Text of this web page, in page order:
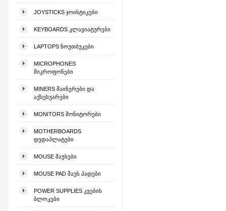
JOYSTICKS ᲯᲝᲘᲡᲢᲘᲙᲔᲑᲘ
KEYBOARDS ᲙᲚᲐᲕᲘᲐᲢᲣᲠᲔᲑᲘ
LAPTOPS ᲜᲝᲣᲗᲑᲣᲙᲔᲑᲘ
MICROPHONES
ᲛᲘᲙᲠᲝᲤᲝᲜᲔᲑᲘ
MINERS ᲛᲐᲘᲜᲔᲠᲔᲑᲘ ᲓᲐ
ᲐᲥᲡᲔᲡᲣᲐᲠᲔᲑᲘ
MONITORS ᲛᲝᲜᲘᲢᲝᲠᲔᲑᲘ
MOTHERBOARDS
ᲓᲔᲓᲐᲞᲚᲐᲢᲔᲑᲘ
MOUSE ᲛᲐᲣᲡᲔᲑᲘ
MOUSE PAD ᲛᲐᲣᲡ ᲞᲐᲓᲔᲑᲘ
POWER SUPPLIES ᲙᲕᲔᲑᲘᲡ
ᲑᲚᲝᲙᲔᲑᲘ